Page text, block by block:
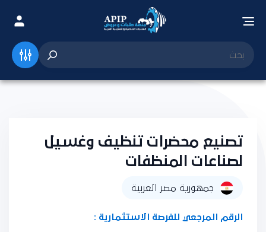
تصنيع محضرات تنظيف وغسيل
لصناعات المنظفات
جمهورية مصر العربية
الرقم المرجعي للفرصة الاستثمارية :